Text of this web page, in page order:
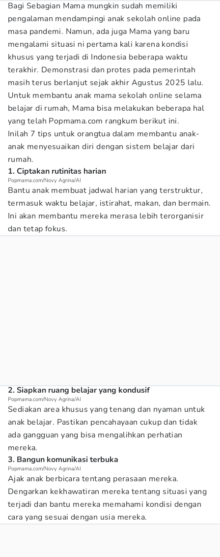
Bagi Sebagian Mama mungkin sudah memiliki
pengalaman mendampingi anak sekolah online pada
masa pandemi. Namun, ada juga Mama yang baru
mengalami situasi ni pertama kali karena kondisi
khusus yang terjadi di Indonesia beberapa waktu
terakhir. Demonstrasi dan protes pada pemerintah
masih terus berlanjut sejak akhir Agustus 2025 lalu.
Untuk membantu anak mama sekolah online selama
belajar di rumah, Mama bisa melakukan beberapa hal
yang telah Popmama.com rangkum berikut ini.
Inilah 7 tips untuk orangtua dalam membantu anak-
anak menyesuaikan diri dengan sistem belajar dari
rumah.
1. Ciptakan rutinitas harian
Popmama.com/Novy Agrina/AI
Bantu anak membuat jadwal harian yang terstruktur,
termasuk waktu belajar, istirahat, makan, dan bermain.
Ini akan membantu mereka merasa lebih terorganisir
dan tetap fokus.
2. Siapkan ruang belajar yang kondusif
Popmama.com/Novy Agrina/AI
Sediakan area khusus yang tenang dan nyaman untuk
anak belajar. Pastikan pencahayaan cukup dan tidak
ada gangguan yang bisa mengalihkan perhatian
mereka.
3. Bangun komunikasi terbuka
Popmama.com/Novy Agrina/AI
Ajak anak berbicara tentang perasaan mereka.
Dengarkan kekhawatiran mereka tentang situasi yang
terjadi dan bantu mereka memahami kondisi dengan
cara yang sesuai dengan usia mereka.